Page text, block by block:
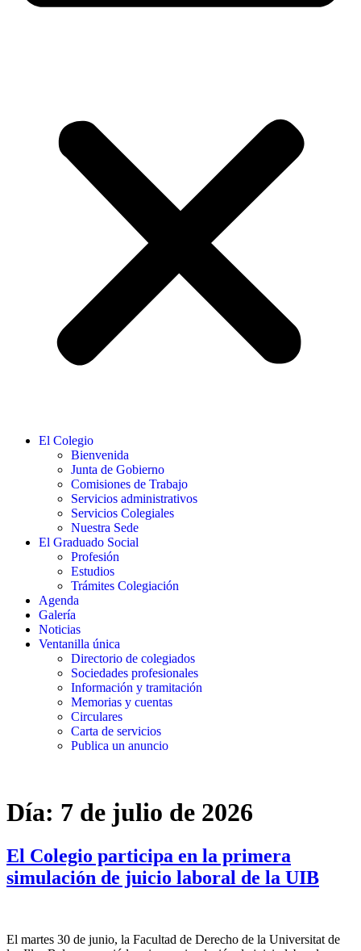
El Colegio
Bienvenida
Junta de Gobierno
Comisiones de Trabajo
Servicios administrativos
Servicios Colegiales
Nuestra Sede
El Graduado Social
Profesión
Estudios
Trámites Colegiación
Agenda
Galería
Noticias
Ventanilla única
Directorio de colegiados
Sociedades profesionales
Información y tramitación
Memorias y cuentas
Circulares
Carta de servicios
Publica un anuncio
Día: 7 de julio de 2026
El Colegio participa en la primera
simulación de juicio laboral de la UIB
El martes 30 de junio, la Facultad de Derecho de la Universitat de